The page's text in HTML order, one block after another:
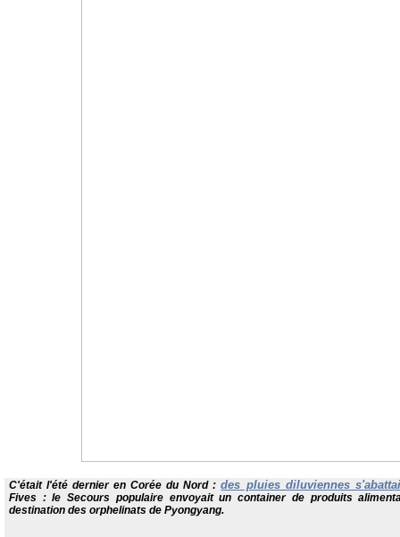
C'était l'été dernier en Corée du Nord :des pluies diluviennes
Fives : le Secours populaire envoyait un container de produits
destination des orphelinats de Pyongyang.